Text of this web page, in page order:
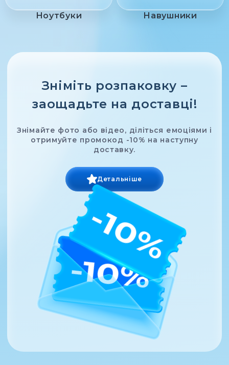
Ноутбуки Навушники
Зніміть розпаковку –
заощадьте на доставці!
Знімайте фото або відео, діліться емоціями і
отримуйте промокод -10% на наступну
доставку.
Детальніше